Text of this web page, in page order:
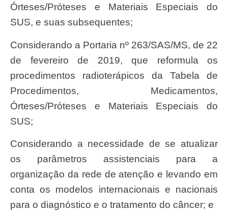
Órteses/Próteses e Materiais Especiais do
SUS, e suas subsequentes;
Considerando a Portaria nº 263/SAS/MS, de 22
de fevereiro de 2019, que reformula os
procedimentos radioterápicos da Tabela de
Procedimentos, Medicamentos,
Órteses/Próteses e Materiais Especiais do
SUS;
Considerando a necessidade de se atualizar
os parâmetros assistenciais para a
organização da rede de atenção e levando em
conta os modelos internacionais e nacionais
para o diagnóstico e o tratamento do câncer; e